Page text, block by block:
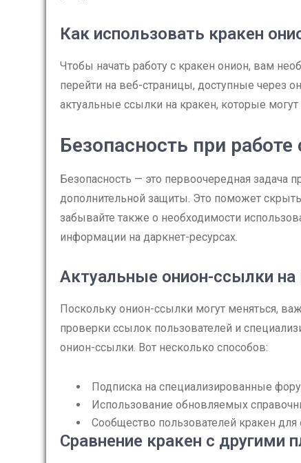
Как использовать кракен
Чтобы начать работу с кракен онион, вам
перейти на веб-страницы, доступные через
актуальные ссылки на кракен, которые
Безопасность при работе
Безопасность — это первоочередная задача
дополнительной защиты. Это поможет
забывайте также о необходимости
информации на даркнет-ресурсах.
Актуальные онион-ссылки на
Поскольку онион-ссылки могут меняться,
проверки ссылок пользователей и
онион-ссылки. Вот несколько способов:
Подписка на специализированные
Использование обновляемых
Сообщество пользователей кракен
Сравнение кракен с другими